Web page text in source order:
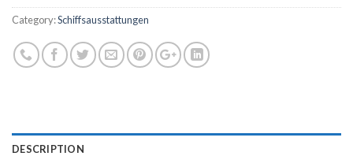
Category:Schiffsausstattungen
DESCRIPTION